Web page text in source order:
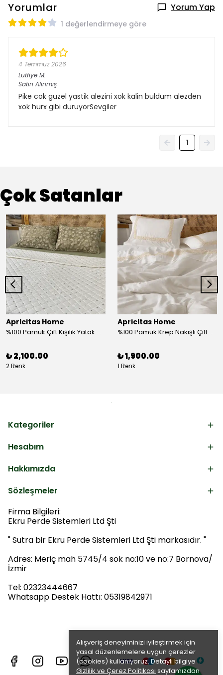
Alışveriş deneyiminizi iyileştirmek için
yasal düzenlemelere uygun çerezler
(cookies) kullanıyoruz. Detaylı bilgiye
Gizlilik ve Çerez Politikası sayfamızdan
Yorumlar Yorum Yap
1 değerlendirmeye göre
4 Temmuz 2026
Lutfiye M.
Satın Alınmış
Pike cok guzel yastik alezini xok kalin buldum alezden
xok hurx gibi duruyorSevgiler
1
Çok Satanlar
Apricitas Home
%100 Pamuk Çift Kişilik Yatak Örtüsü Takımı
₺ 2,100.00
2 Renk
Apricitas Home
%100 Pamuk Krep Nakışlı Çift Kişilik Nevresim Takımı
₺ 1,900.00
1 Renk
Kategoriler
Hesabım
Hakkımızda
Sözleşmeler
Firma Bilgileri:
Ekru Perde Sistemleri Ltd Şti
" Sutra bir Ekru Perde Sistemleri Ltd Şti markasıdır. "
Adres: Meriç mah 5745/4 sok no:10 ve no:7 Bornova/
İzmir
Tel: 02323444667
Whatsapp Destek Hattı: 05319842971